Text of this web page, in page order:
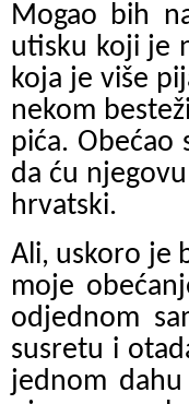
Mogao bih
utisku koji je
koja je više
nekom
pića.
da ću
hrvatski.
Ali, uskoro je
moje
odjednom
susretu i
jednom